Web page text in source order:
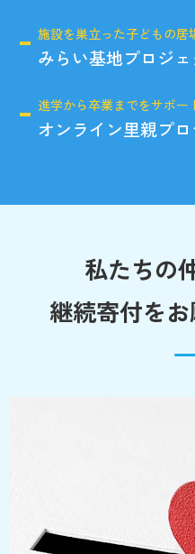
施設を巣立った子どもの居
みらい基地プロジェ
進学から卒業までをサポー
オンライン里親プ
私たちの
継続寄付を